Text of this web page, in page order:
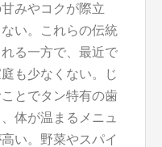
みやコクが際立
い。これらの伝統
る一方で、最近で
も少なくない。じ
とでタン特有の歯
体が温まるメニュ
い。野菜やスパイ